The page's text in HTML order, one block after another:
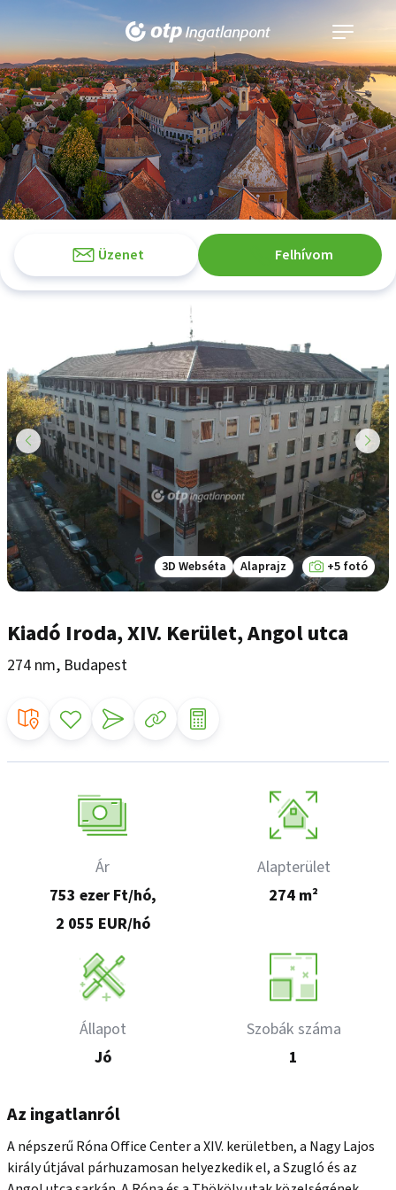
Navigáció
kinyitása
Üzenet Felhívom
3D Webséta Alaprajz +5 fotó
Kiadó Iroda, XIV. Kerület, Angol utca
274 nm, Budapest
Ár
753 ezer Ft/hó,
2 055 EUR/hó
Alapterület
274 m²
Állapot
Jó
Szobák száma
1
Az ingatlanról
A népszerű Róna Office Center a XIV. kerületben, a Nagy Lajos
király útjával párhuzamosan helyezkedik el, a Szugló és az